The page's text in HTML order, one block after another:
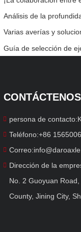
Varias averías y
CONTÁCTENOS
persona de contacto:
Teléfono:+86
Correo:
Dirección de la
No. 2 Guoyuan
County, Jining City,